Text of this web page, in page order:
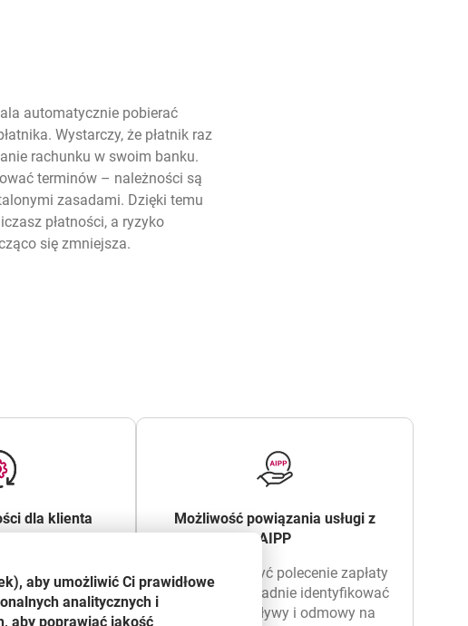
automatycznie pobierać
Wystarczy, że płatnik raz
rachunku w swoim banku.
terminów – należności są
zasadami. Dzięki temu
płatności, a ryzyko
się zmniejsza.
dla klienta
zgody na
w swoim
Możliwość powiązania usługi z
AIPP
Możesz połączyć polecenie zapłaty
z AIPP, aby dokładnie identyfikować
wszystkie wpływy i odmowy na
aby umożliwić Ci prawidłowe
analitycznych i
aby poprawiać jakość